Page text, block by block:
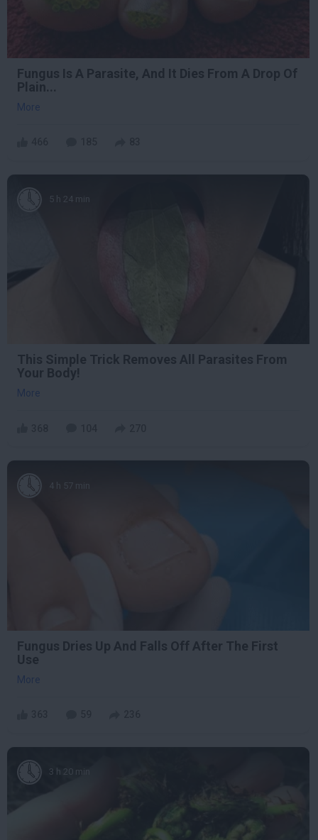
Fungus Is A Parasite, And It Dies From A Drop Of
Plain...
More
5 h 24 min
This Simple Trick Removes All Parasites From
Your Body!
More
4 h 57 min
Fungus Dries Up And Falls Off After The First
Use
More
3 h 20 min